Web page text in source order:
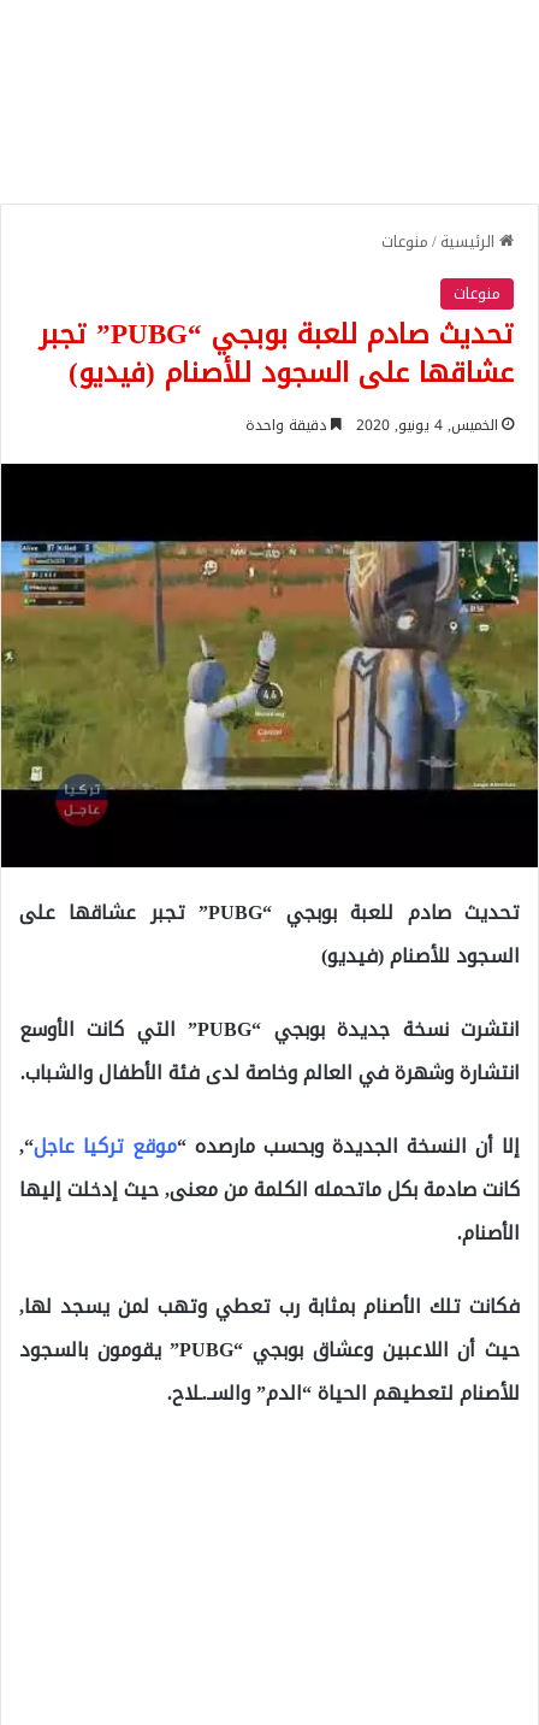
الرئيسية/منوعات
منوعات
تحديث صادم للعبة بوبجي “PUBG” تجبر
عشاقها على السجود للأصنام (فيديو)
الخميس, 4 يونيو, 2020 دقيقة واحدة
تحديث صادم للعبة بوبجي “PUBG” تجبر عشاقها على
السجود للأصنام (فيديو)
انتشرت نسخة جديدة بوبجي “PUBG” التي كانت الأوسع
انتشارة وشهرة في العالم وخاصة لدى فئة الأطفال والشباب.
إلا أن النسخة الجديدة وبحسب مارصده “موقع تركيا عاجل“,
كانت صادمة بكل ماتحمله الكلمة من معنى, حيث إدخلت إليها
الأصنام.
فكانت تلك الأصنام بمثابة رب تعطي وتهب لمن يسجد لها,
حيث أن اللاعبين وعشاق بوبجي “PUBG” يقومون بالسجود
للأصنام لتعطيهم الحياة “الدم” والسـ.ـلاح.